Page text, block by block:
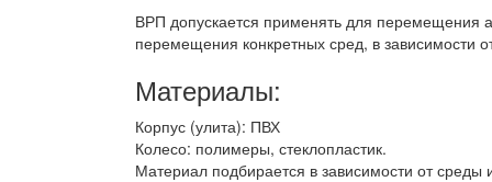
ВРП допускается применять для перемещения
перемещения конкретных сред, в зависимости
Материалы:
Корпус (улита): ПВХ
Колесо: полимеры, стеклопластик.
Материал подбирается в зависимости от среды